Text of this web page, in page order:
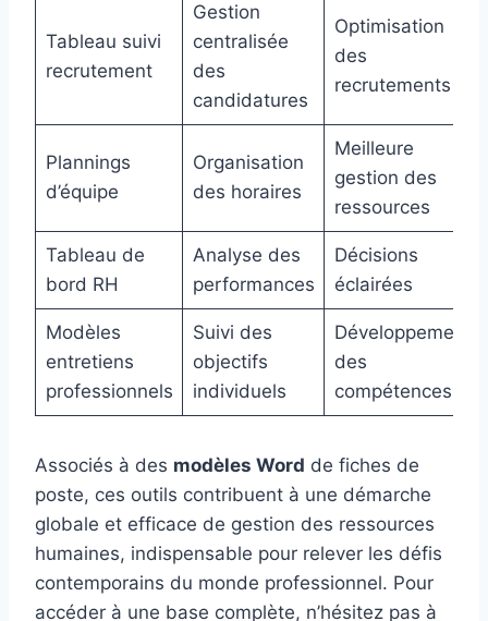
Tableau suivi
recrutement
Gestion
centralisée
des
candidatures
Optimisation
des
recrutements
Plannings
d’équipe
Organisation
des horaires
Meilleure
gestion des
ressources
Tableau de
bord RH
Analyse des
performances
Décisions
éclairées
Modèles
entretiens
professionnels
Suivi des
objectifs
individuels
Développement
des
compétences
Associés à des modèles Word de fiches de
poste, ces outils contribuent à une démarche
globale et efficace de gestion des ressources
humaines, indispensable pour relever les défis
contemporains du monde professionnel. Pour
accéder à une base complète, n’hésitez pas à